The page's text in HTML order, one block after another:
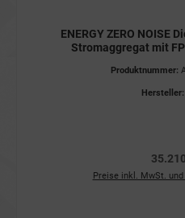
ENERGY ZERO NOISE Diesel 143 kVA
Stromaggregat mit FPT- Motor 400V ADEY-
Produktnummer:
Hersteller:
Preise inkl. MwSt.